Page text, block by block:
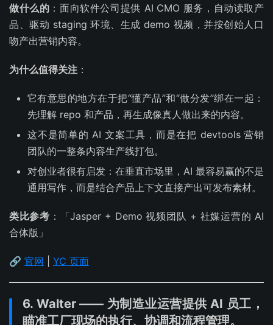
做什么的 ：面向软件公司提供 AI CMO 服务，自动读取产
品、驱动 staging 环境、生成 demo 视频，并按创始人口
吻产出营销内容。
为什么值得关注 ：
它有意思的地方在于把“懂产品”和“做分发”绑在一起：
先理解 repo 和产品，再生成像真人做出来的内容。
这不是简单的 AI 文案工具，而是在把 devtools 营销
团队的一整条内容生产线打包。
对创业者很有启发：在垂直市场里，AI 最容易赢的不是
通用写作，而是结合产品上下文直接产出可发布素材。
类比参考 ：「Jasper + Demo 视频团队 + 社媒运营的 AI
合体版」
🔗 官网 YC 页面
6. Walter —— 为制造业运营提供 AI 员工，
瞄准工厂现场的执行、协调和流程管理。